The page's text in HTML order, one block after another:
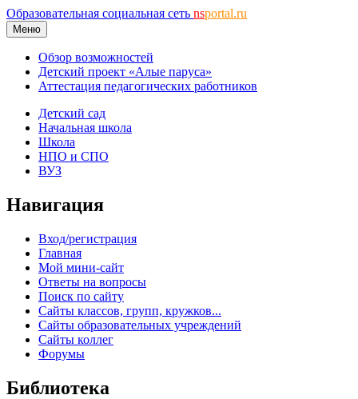
Образовательная социальная сеть nsportal.ru
Меню
Обзор возможностей
Детский проект «Алые паруса»
Аттестация педагогических работников
Детский сад
Начальная школа
Школа
НПО и СПО
ВУЗ
Навигация
Вход/регистрация
Главная
Мой мини-сайт
Ответы на вопросы
Поиск по сайту
Сайты классов, групп, кружков...
Сайты образовательных учреждений
Сайты коллег
Форумы
Библиотека